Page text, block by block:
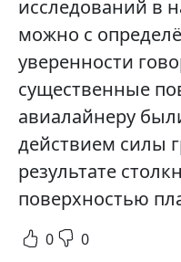
исследований в
можно с
уверенности
существенные
авиалайнеру
действием силы
результате
поверхностью
0 0